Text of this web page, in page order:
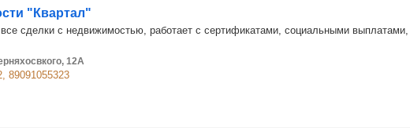
"Квартал"
сделки с недвижимостью, работает с сертификатами, социальными выплатами,
12А
89091055323